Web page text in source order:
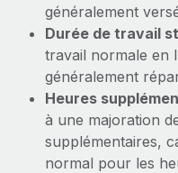
Mobilité et
Organisez
employés
Avantages sociaux
Gérez facilement les
Mises à jour des
freelances Plus
Remote a toujours pour
toute taille à embaucher,
En savoir plus
généralement
Durée de travail
travail normale en
généralement
Heures
à une majoration
supplémentaires,
normal pour les